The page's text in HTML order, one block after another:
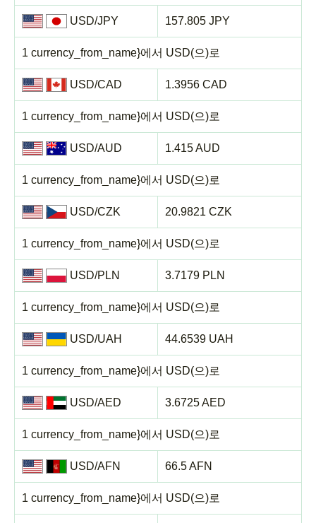
USD/JPY
1 currency_from_name}에서 USD(으)로
157.805 JPY
USD/CAD
1 currency_from_name}에서 USD(으)로
1.3956 CAD
USD/AUD
1 currency_from_name}에서 USD(으)로
1.415 AUD
USD/CZK
1 currency_from_name}에서 USD(으)로
20.9821 CZK
USD/PLN
1 currency_from_name}에서 USD(으)로
3.7179 PLN
USD/UAH
1 currency_from_name}에서 USD(으)로
44.6539 UAH
USD/AED
1 currency_from_name}에서 USD(으)로
3.6725 AED
USD/AFN
1 currency_from_name}에서 USD(으)로
66.5 AFN